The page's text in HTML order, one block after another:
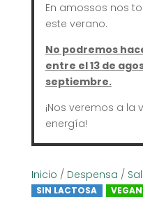
En amossos nos
este verano.
No podremos
entre el 13 de
septiembre.
¡Nos veremos a
energía!
Inicio / Despensa /
SIN LACTOSA